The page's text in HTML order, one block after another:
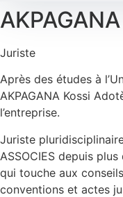
Juriste
Après des études à
AKPAGANA Kossi
l’entreprise.
Juriste
ASSOCIES depuis
qui touche aux
conventions et actes